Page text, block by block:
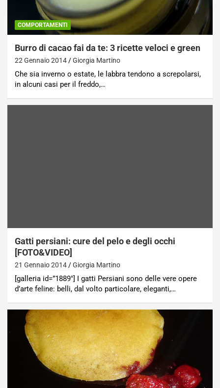
COMPORTAMENTI
Burro di cacao fai da te: 3 ricette veloci e green
22 Gennaio 2014 Giorgia Martino
Che sia inverno o estate, le labbra tendono a screpolarsi,
in alcuni casi per il freddo,…
Gatti persiani: cure del pelo e degli occhi
[FOTO&VIDEO]
21 Gennaio 2014 Giorgia Martino
[galleria id=”1889″] I gatti Persiani sono delle vere opere
d’arte feline: belli, dal volto particolare, eleganti,…